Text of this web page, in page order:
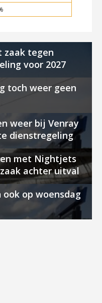
zaak tegen
voor 2027
toch weer geen
weer bij Venray
dienstregeling
met Nightjets
achter uitval
op woensdag